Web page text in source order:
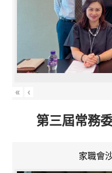
« ‹
第三屆常務
家職會